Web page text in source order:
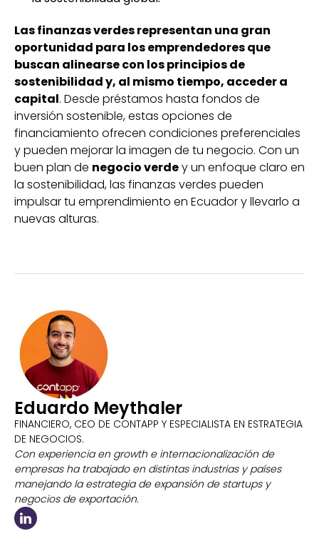
Las finanzas verdes representan una gran
oportunidad para los emprendedores que
buscan alinearse con los principios de
sostenibilidad y, al mismo tiempo, acceder a
capital. Desde préstamos hasta fondos de
inversión sostenible, estas opciones de
financiamiento ofrecen condiciones preferenciales
y pueden mejorar la imagen de tu negocio. Con un
buen plan de negocio verdey un enfoque claro en
la sostenibilidad, las finanzas verdes pueden
impulsar tu emprendimiento en Ecuador y llevarlo a
nuevas alturas.
Eduardo Meythaler
FINANCIERO, CEO DE CONTAPP Y ESPECIALISTA EN ESTRATEGIA
DE NEGOCIOS.
Con experiencia en growth e internacionalización de
empresas ha trabajado en distintas industrias y países
manejando la estrategia de expansión de startups y
negocios de exportación.